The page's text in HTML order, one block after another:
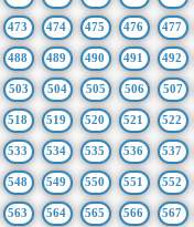
473 474 475 476 477
488 489 490 491 492
503 504 505 506 507
518 519 520 521 522
533 534 535 536 537
548 549 550 551 552
563 564 565 566 567